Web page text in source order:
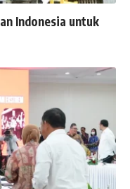
Indonesia untuk